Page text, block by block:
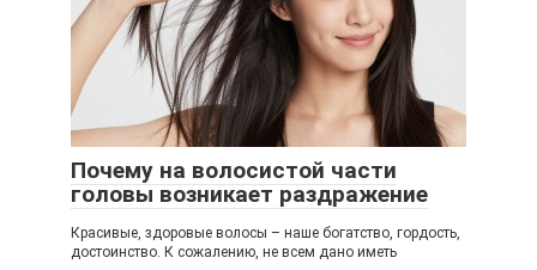
Почему на волосистой части
головы возникает раздражение
Красивые, здоровые волосы – наше богатство, гордость,
достоинство. К сожалению, не всем дано иметь